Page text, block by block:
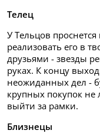
Телец
У Тельцов
реализовать его в
друзьями - звезды
руках. К концу
неожиданных дел -
крупных покупок не
выйти за рамки.
Близнецы